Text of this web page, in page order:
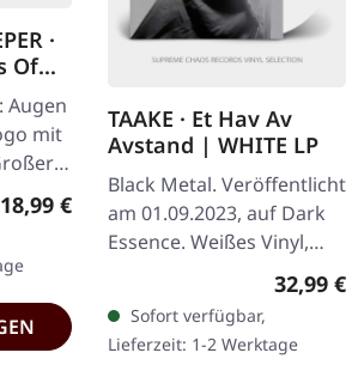
·
Of
|
Augen
mit
Regulärer Preis:
18,99 €
TAAKE · Et Hav Av
Avstand | WHITE LP
Black Metal. Veröffentlicht
am 01.09.2023, auf Dark
Essence. Weißes Vinyl,
limited Edition. Die
norwegischen Black
Metal-Veteranen Taake
kehren mit…
32,99 €
Sofort verfügbar,
Lieferzeit: 1-2 Werktage